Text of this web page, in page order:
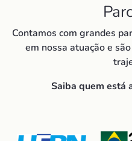
Contamos com grandes
em nossa atuação e
Saiba quem está